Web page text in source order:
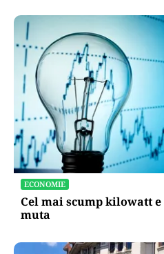
ECONOMIE
Cel mai scump kilowatt
muta